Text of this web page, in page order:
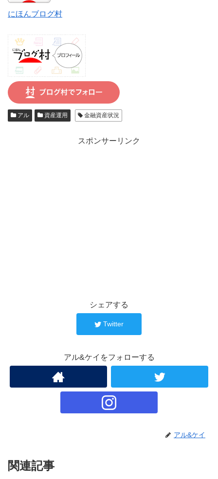
にほんブログ村
アル 資産運用 金融資産状況
スポンサーリンク
シェアする
Twitter
アル&ケイをフォローする
アル&ケイ
関連記事